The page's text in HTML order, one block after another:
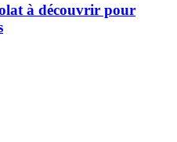
à découvrir pour